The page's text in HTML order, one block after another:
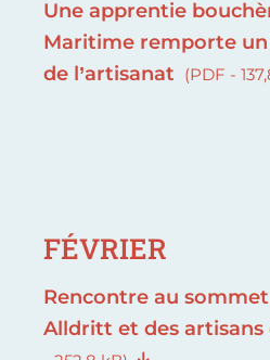
Une apprentie
Maritime remporte
de l’artisanat (PDF -
FÉVRIER
Rencontre au
Alldritt et des